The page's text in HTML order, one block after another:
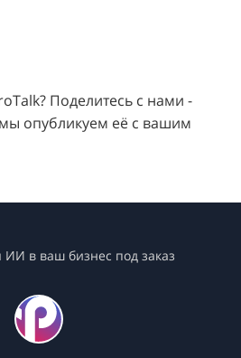
Поделитесь с нами -
опубликуем её с вашим
ИИ в ваш бизнес под заказ